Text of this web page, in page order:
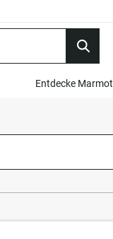
Entdecke Marmot